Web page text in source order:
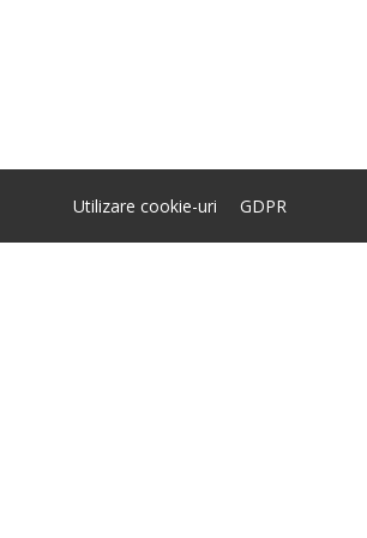
Utilizare cookie-uri GDPR